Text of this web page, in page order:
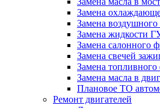
Замена
Замена воздушного
Замена жидкости
Замена салонного
Замена свечей
Замена топливного
Замена масла в
Плановое ТО
Ремонт двигателей